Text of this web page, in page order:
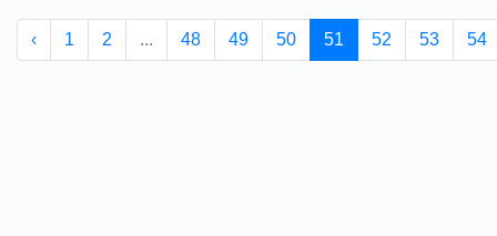
‹ 1 2 ... 48 49 50 51 52 53 54